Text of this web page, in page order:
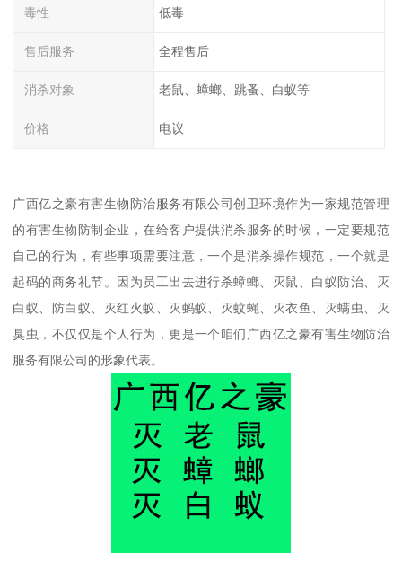
毒性 低毒
售后服务 全程售后
消杀对象 老鼠、蟑螂、跳蚤、白蚁等
价格 电议
广西亿之豪有害生物防治服务有限公司创卫环境作为一家规范管理
的有害生物防制企业，在给客户提供消杀服务的时候，一定要规范
自己的行为，有些事项需要注意，一个是消杀操作规范，一个就是
起码的商务礼节。因为员工出去进行杀蟑螂、灭鼠、白蚁防治、灭
白蚁、防白蚁、灭红火蚁、灭蚂蚁、灭蚊蝇、灭衣鱼、灭螨虫、灭
臭虫，不仅仅是个人行为，更是一个咱们广西亿之豪有害生物防治
服务有限公司的形象代表。